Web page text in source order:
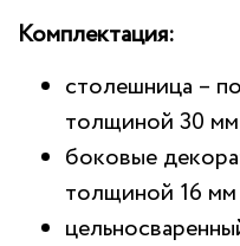
Комплектация:
столешница –
толщиной 30 мм
боковые
толщиной 16 мм